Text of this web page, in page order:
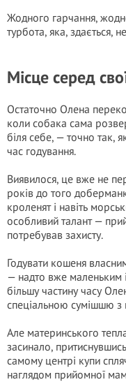
Жодного гарчання,
турбота, яка, здається,
Місце серед
Остаточно Олена
коли собака сама
біля себе, — точно так,
час годування.
Виявилося, це вже не
років до того
кроленят і навіть
особливий талант —
потребував захисту.
Годувати кошеня
— надто вже маленьким
більшу частину часу
спеціальною сумішшю з
Але материнського
засинало,
самому центрі купи
наглядом прийомної